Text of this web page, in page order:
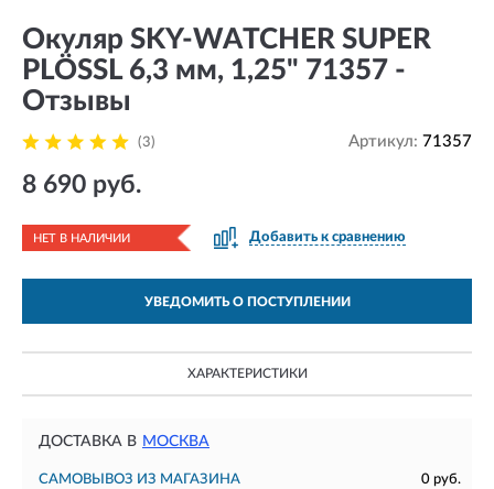
Окуляр SKY-WATCHER SUPER
PLÖSSL 6,3 мм, 1,25" 71357 -
Отзывы
(3) Артикул: 71357
8 690 руб.
НЕТ В НАЛИЧИИ Добавить к сравнению
УВЕДОМИТЬ О ПОСТУПЛЕНИИ
ХАРАКТЕРИСТИКИ
ДОСТАВКА В МОСКВА
САМОВЫВОЗ ИЗ МАГАЗИНА
0 руб.